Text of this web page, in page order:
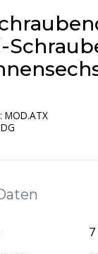
:MOD.ATX
7